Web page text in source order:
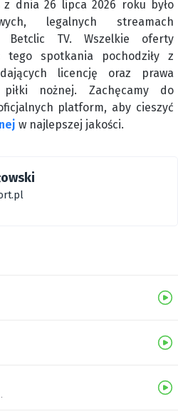
z dnia 26 lipca 2026 roku było
legalnych streamach
Betclic TV. Wszelkie oferty
tego spotkania pochodziły z
licencję oraz prawa
nożnej. Zachęcamy do
platform, aby cieszyć
w najlepszej jakości.